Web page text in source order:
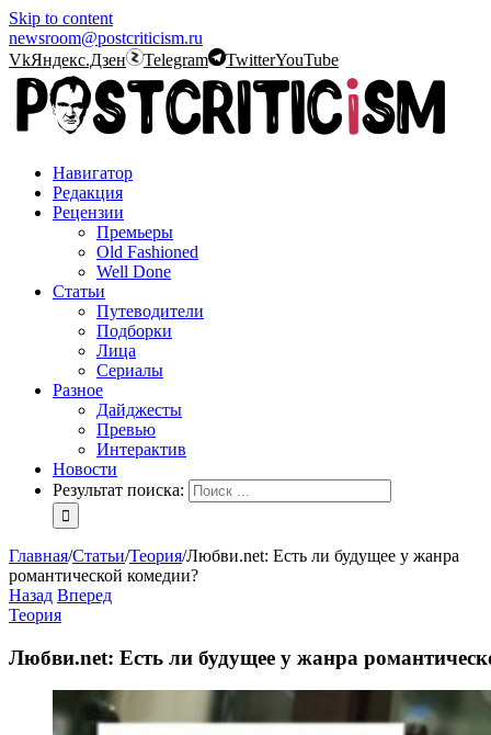
Skip to content
newsroom@postcriticism.ru
VkЯндекс.Дзен Telegram TwitterYouTube
Навигатор
Редакция
Рецензии
Премьеры
Old Fashioned
Well Done
Статьи
Путеводители
Подборки
Лица
Сериалы
Разное
Дайджесты
Превью
Интерактив
Новости
Результат поиска:
Главная/Статьи/Теория/Любви.net: Есть ли будущее у жанра
романтической комедии?
Назад Вперед
Теория
Любви.net: Есть ли будущее у жанра